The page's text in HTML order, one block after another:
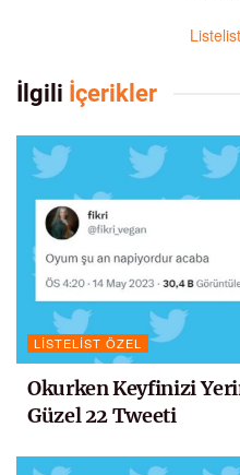
İlgili İçerikler
LISTELIST ÖZEL
Okurken Keyfinizi
Güzel 22 Tweeti